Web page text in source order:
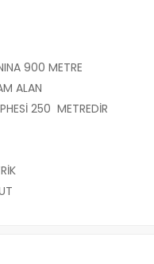
900 METRE
ALAN
250 METREDİR